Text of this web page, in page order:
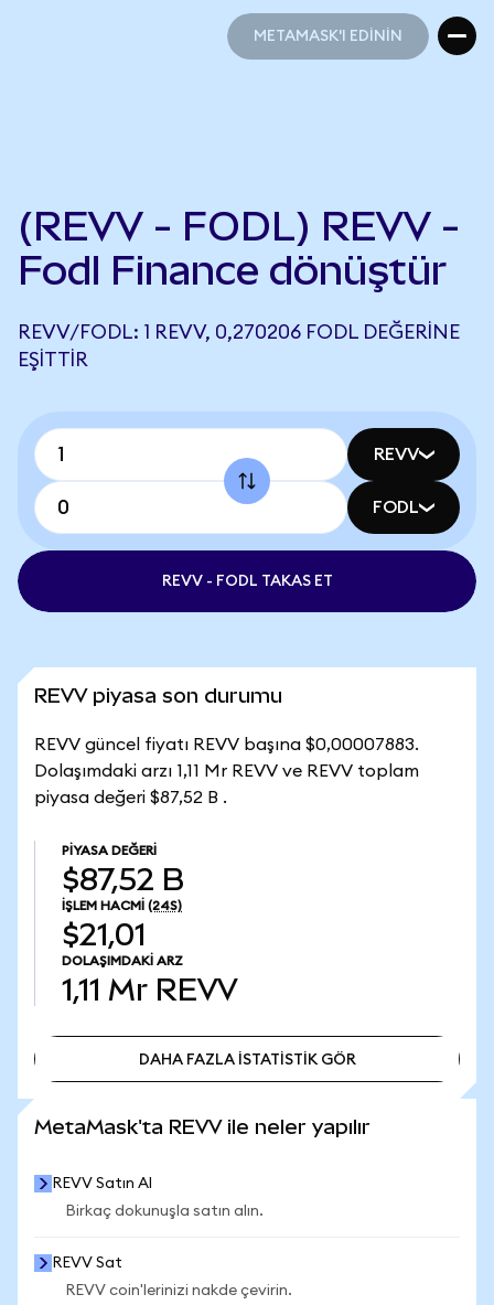
METAMASK'I EDİNİN
(REVV - FODL) REVV -
Fodl Finance dönüştür
REVV/FODL: 1 REVV, 0,270206 FODL DEĞERINE
EŞITTIR
REVV
FODL
REVV - FODL TAKAS ET
REVV piyasa son durumu
REVV güncel fiyatı REVV başına $0,00007883.
Dolaşımdaki arzı 1,11 Mr REVV ve REVV toplam
piyasa değeri $87,52 B .
PIYASA DEĞERI
$87,52 B
İŞLEM HACMI (24S)
$21,01
DOLAŞIMDAKI ARZ
1,11 Mr REVV
DAHA FAZLA İSTATİSTİK GÖR
MetaMask'ta REVV ile neler yapılır
REVV Satın Al
Birkaç dokunuşla satın alın.
REVV Sat
REVV coin'lerinizi nakde çevirin.